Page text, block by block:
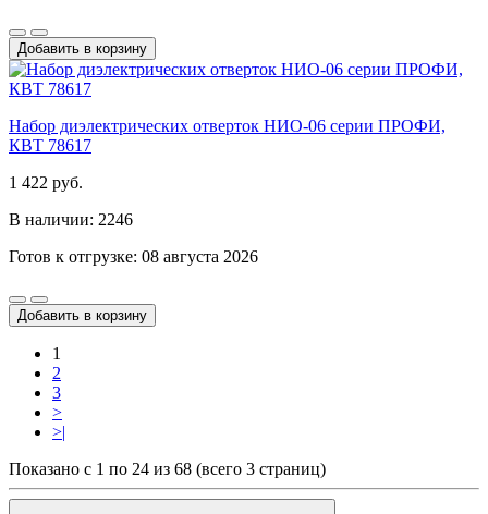
Добавить в корзину
Набор диэлектрических отверток НИО-06 серии ПРОФИ,
КВТ 78617
1 422 руб.
В наличии: 2246
Готов к отгрузке: 08 августа 2026
Добавить в корзину
1
2
3
>
>|
Показано с 1 по 24 из 68 (всего 3 страниц)